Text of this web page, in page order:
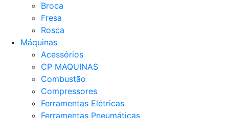
Broca
Fresa
Rosca
Máquinas
Acessórios
CP MAQUINAS
Combustão
Compressores
Ferramentas Elétricas
Ferramentas Pneumáticas